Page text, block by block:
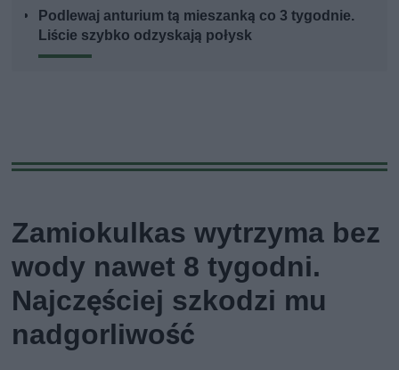
Podlewaj anturium tą mieszanką co 3 tygodnie.
Liście szybko odzyskają połysk
Zamiokulkas wytrzyma bez
wody nawet 8 tygodni.
Najczęściej szkodzi mu
nadgorliwość